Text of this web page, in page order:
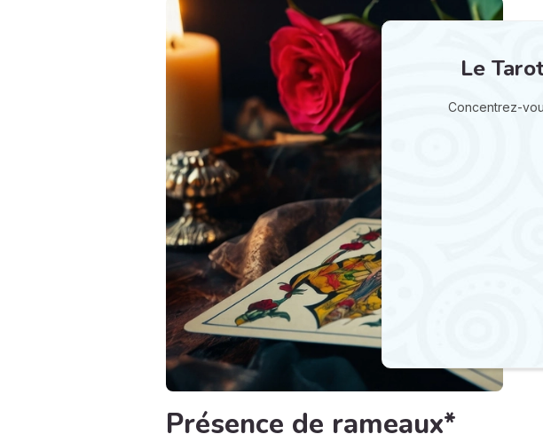
Le
Concentrez-
Présence de rameaux*